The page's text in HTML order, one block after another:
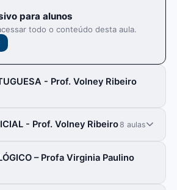
para alunos
todo o conteúdo desta aula.
- Prof. Volney Ribeiro
- Prof. Volney Ribeiro8 aulas
– Profa Virginia Paulino